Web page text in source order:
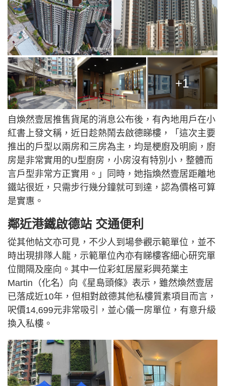
+1
自煥然壹居推售貨尾的消息公布後，有內地用戶在小
紅書上發文稱，近日趁熱鬧去啟德睇樓，「這次主要
推出的戶型以兩房和三房為主，均是梗廚及明廁，廚
房是非常實用的U型廚房，小房沒有特別小，整體而
言戶型非常方正實用。」同時，她指煥然壹居距離地
鐵站很近，只需步行幾分鐘就可到達，認為價格可算
是實惠。
鄰近港鐵啟德站 交通便利
從其他帖文亦可見，不少人到場參觀示範單位，並不
時出現排隊人龍，示範單位內亦有睇樓客細心研究單
位間隔及座向。其中一位彩虹居屋彩興苑業主
Martin（化名）向《星島頭條》表示，雖然煥然壹居
已落成近10年，但相對啟德其他私樓質素項目而言，
呎價14,699元非常吸引，並心儀一房單位，有意升級
換入私樓。